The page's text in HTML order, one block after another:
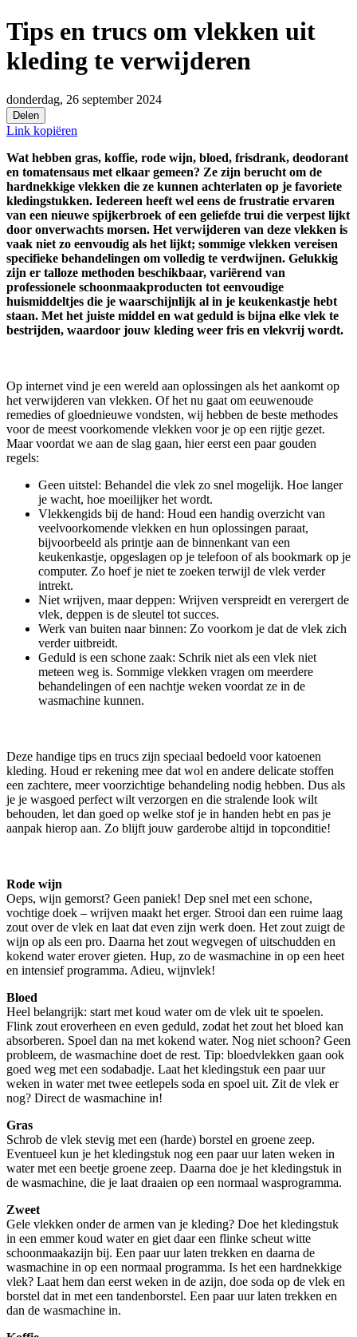
Tips en trucs om vlekken uit
kleding te verwijderen
donderdag, 26 september 2024
Delen
Link kopiëren
Wat hebben gras, koffie, rode wijn, bloed, frisdrank, deodorant
en tomatensaus met elkaar gemeen? Ze zijn berucht om de
hardnekkige vlekken die ze kunnen achterlaten op je favoriete
kledingstukken. Iedereen heeft wel eens de frustratie ervaren
van een nieuwe spijkerbroek of een geliefde trui die verpest lijkt
door onverwachts morsen. Het verwijderen van deze vlekken is
vaak niet zo eenvoudig als het lijkt; sommige vlekken vereisen
specifieke behandelingen om volledig te verdwijnen. Gelukkig
zijn er talloze methoden beschikbaar, variërend van
professionele schoonmaakproducten tot eenvoudige
huismiddeltjes die je waarschijnlijk al in je keukenkastje hebt
staan. Met het juiste middel en wat geduld is bijna elke vlek te
bestrijden, waardoor jouw kleding weer fris en vlekvrij wordt.
Op internet vind je een wereld aan oplossingen als het aankomt op
het verwijderen van vlekken. Of het nu gaat om eeuwenoude
remedies of gloednieuwe vondsten, wij hebben de beste methodes
voor de meest voorkomende vlekken voor je op een rijtje gezet.
Maar voordat we aan de slag gaan, hier eerst een paar gouden
regels:
Geen uitstel: Behandel die vlek zo snel mogelijk. Hoe langer
je wacht, hoe moeilijker het wordt.
Vlekkengids bij de hand: Houd een handig overzicht van
veelvoorkomende vlekken en hun oplossingen paraat,
bijvoorbeeld als printje aan de binnenkant van een
keukenkastje, opgeslagen op je telefoon of als bookmark op je
computer. Zo hoef je niet te zoeken terwijl de vlek verder
intrekt.
Niet wrijven, maar deppen: Wrijven verspreidt en verergert de
vlek, deppen is de sleutel tot succes.
Werk van buiten naar binnen: Zo voorkom je dat de vlek zich
verder uitbreidt.
Geduld is een schone zaak: Schrik niet als een vlek niet
meteen weg is. Sommige vlekken vragen om meerdere
behandelingen of een nachtje weken voordat ze in de
wasmachine kunnen.
Deze handige tips en trucs zijn speciaal bedoeld voor katoenen
kleding. Houd er rekening mee dat wol en andere delicate stoffen
een zachtere, meer voorzichtige behandeling nodig hebben. Dus als
je je wasgoed perfect wilt verzorgen en die stralende look wilt
behouden, let dan goed op welke stof je in handen hebt en pas je
aanpak hierop aan. Zo blijft jouw garderobe altijd in topconditie!
Rode wijn
Oeps, wijn gemorst? Geen paniek! Dep snel met een schone,
vochtige doek – wrijven maakt het erger. Strooi dan een ruime laag
zout over de vlek en laat dat even zijn werk doen. Het zout zuigt de
wijn op als een pro. Daarna het zout wegvegen of uitschudden en
kokend water erover gieten. Hup, zo de wasmachine in op een heet
en intensief programma. Adieu, wijnvlek!
Bloed
Heel belangrijk: start met koud water om de vlek uit te spoelen.
Flink zout eroverheen en even geduld, zodat het zout het bloed kan
absorberen. Spoel dan na met kokend water. Nog niet schoon? Geen
probleem, de wasmachine doet de rest. Tip: bloedvlekken gaan ook
goed weg met een sodabadje. Laat het kledingstuk een paar uur
weken in water met twee eetlepels soda en spoel uit. Zit de vlek er
nog? Direct de wasmachine in!
Gras
Schrob de vlek stevig met een (harde) borstel en groene zeep.
Eventueel kun je het kledingstuk nog een paar uur laten weken in
water met een beetje groene zeep. Daarna doe je het kledingstuk in
de wasmachine, die je laat draaien op een normaal wasprogramma.
Zweet
Gele vlekken onder de armen van je kleding? Doe het kledingstuk
in een emmer koud water en giet daar een flinke scheut witte
schoonmaakazijn bij. Een paar uur laten trekken en daarna de
wasmachine in op een normaal programma. Is het een hardnekkige
vlek? Laat hem dan eerst weken in de azijn, doe soda op de vlek en
borstel dat in met een tandenborstel. Een paar uur laten trekken en
dan de wasmachine in.